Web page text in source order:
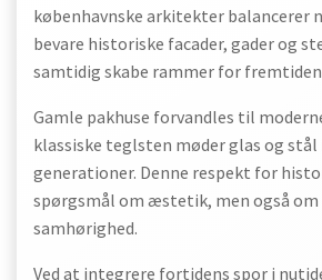
københavnske arkitekter balancerer
bevare historiske facader, gader og
samtidig skabe rammer for
Gamle pakhuse forvandles til
klassiske teglsten møder glas og
generationer. Denne respekt for
spørgsmål om æstetik, men også
samhørighed.
Ved at integrere fortidens spor i